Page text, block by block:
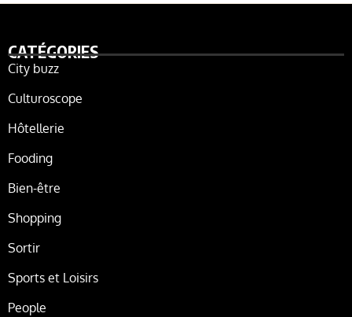
CATÉGORIES
City buzz
Culturoscope
Hôtellerie
Fooding
Bien-être
Shopping
Sortir
Sports et Loisirs
People